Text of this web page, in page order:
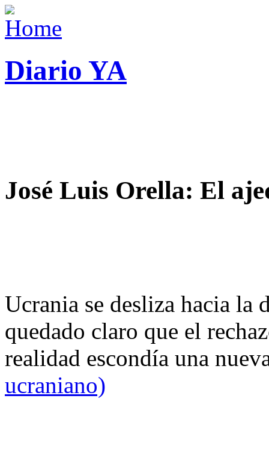
Diario YA
José Luis Orella: El
Ucrania se desliza hacia
quedado claro que el
realidad escondía una
ucraniano)